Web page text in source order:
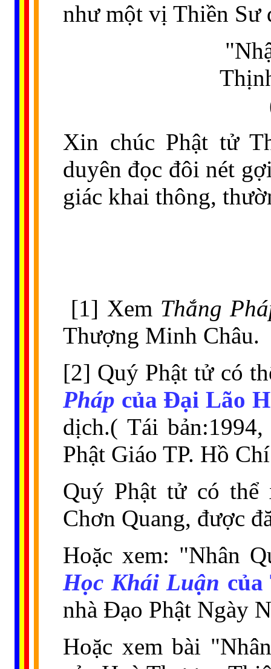
như một vị Thiền Sư
Xin chúc Phật tử
duyên đọc đôi nét
giác khai thông,
[1] Xem Thắng
Thượng Minh Châu.
[2] Quý Phật tử có
Pháp của Đại Lão
dịch.( Tái
Phật Giáo TP. Hồ
Quý Phật tử có
Chơn Quang, được
Hoặc xem: "Nhân
Học Khái Luận
nhà Đạo Phật Ngày
Hoặc xem bài